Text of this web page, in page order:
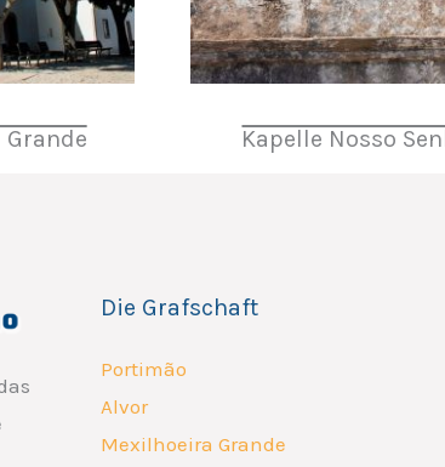
Kapelle Nosso
Die Grafschaft
Portimão
Alvor
Mexilhoeira Grande